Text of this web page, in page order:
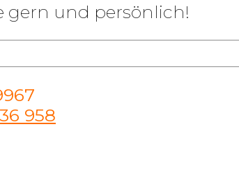
gern und persönlich!
958